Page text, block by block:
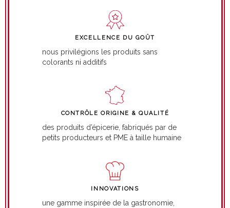
EXCELLENCE DU GOÛT
nous privilégions les produits sans
colorants ni additifs
CONTRÔLE ORIGINE & QUALITÉ
des produits d’épicerie, fabriqués par de
petits producteurs et PME à taille humaine
INNOVATIONS
une gamme inspirée de la gastronomie,